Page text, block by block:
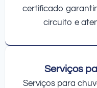
certificado
circuito e
Serviços
Serviços para